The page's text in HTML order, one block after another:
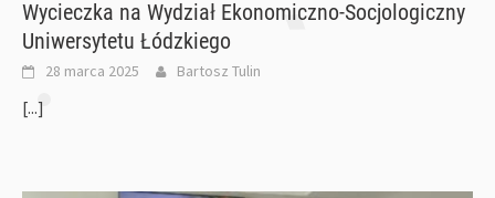
Wycieczka na Wydział Ekonomiczno-Socjologiczny
Uniwersytetu Łódzkiego
28 marca 2025 Bartosz Tulin
[...]